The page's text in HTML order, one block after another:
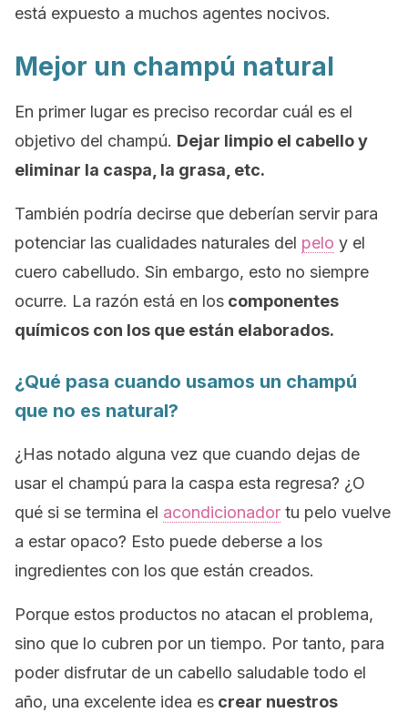
está expuesto a muchos agentes nocivos.
Mejor un champú natural
En primer lugar es preciso recordar cuál es el
objetivo del champú. Dejar limpio el cabello y
eliminar la caspa, la grasa, etc.
También podría decirse que deberían servir para
potenciar las cualidades naturales del pelo y el
cuero cabelludo. Sin embargo, esto no siempre
ocurre. La razón está en los componentes
químicos con los que están elaborados.
¿Qué pasa cuando usamos un champú
que no es natural?
¿Has notado alguna vez que cuando dejas de
usar el champú para la caspa esta regresa? ¿O
qué si se termina el acondicionador tu pelo vuelve
a estar opaco? Esto puede deberse a los
ingredientes con los que están creados.
Porque estos productos no atacan el problema,
sino que lo cubren por un tiempo. Por tanto, para
poder disfrutar de un cabello saludable todo el
año, una excelente idea es crear nuestros